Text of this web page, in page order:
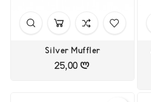
Silver Muffler
25,00 ლ